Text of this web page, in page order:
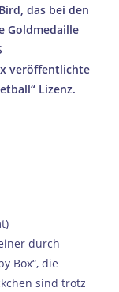
das bei den
Goldmedaille
veröffentlichte
Lizenz.
durch
Box“, die
sind trotz